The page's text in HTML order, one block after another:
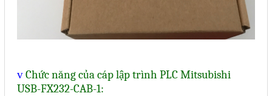
vChức năng của cáp lập trình PLC Mitsubishi
USB-FX232-CAB-1: